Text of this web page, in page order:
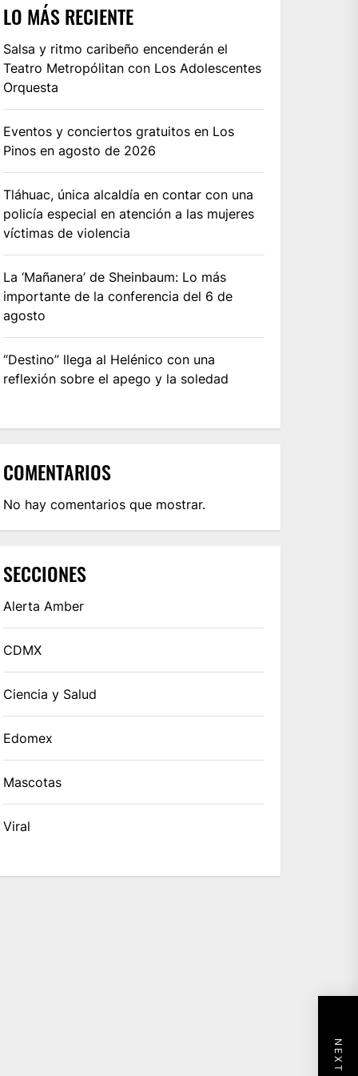
LO MÁS RECIENTE
Salsa y ritmo caribeño encenderán el
Teatro Metropólitan con Los Adolescentes
Orquesta
Eventos y conciertos gratuitos en Los
Pinos en agosto de 2026
Tláhuac, única alcaldía en contar con una
policía especial en atención a las mujeres
víctimas de violencia
La ‘Mañanera’ de Sheinbaum: Lo más
importante de la conferencia del 6 de
agosto
“Destino” llega al Helénico con una
reflexión sobre el apego y la soledad
COMENTARIOS
No hay comentarios que mostrar.
SECCIONES
Alerta Amber
CDMX
Ciencia y Salud
Edomex
Mascotas
Viral